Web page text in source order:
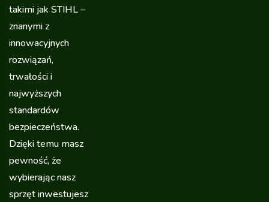
takimi jak STIHL –
znanymi z
innowacyjnych
rozwiązań,
trwałości i
najwyższych
standardów
bezpieczeństwa.
Dzięki temu masz
pewność, że
wybierając nasz
sprzęt inwestujesz